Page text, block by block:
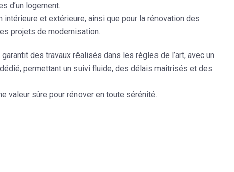
d’un logement.
intérieure et extérieure, ainsi que pour la rénovation des
projets de modernisation.
des travaux réalisés dans les règles de l’art, avec un
, permettant un suivi fluide, des délais maîtrisés et des
valeur sûre pour rénover en toute sérénité.